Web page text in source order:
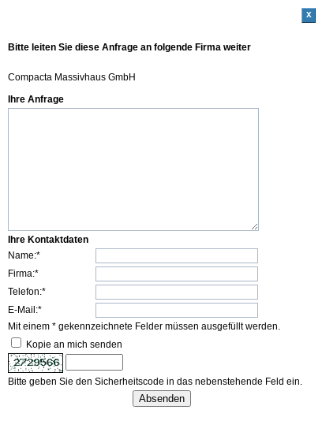
x
Bitte leiten Sie diese Anfrage an folgende Firma weiter
Compacta Massivhaus GmbH
Ihre Anfrage
Ihre Kontaktdaten
Name:*
Firma:*
Telefon:*
E-Mail:*
Mit einem * gekennzeichnete Felder müssen ausgefüllt werden.
Kopie an mich senden
Bitte geben Sie den Sicherheitscode in das nebenstehende Feld ein.